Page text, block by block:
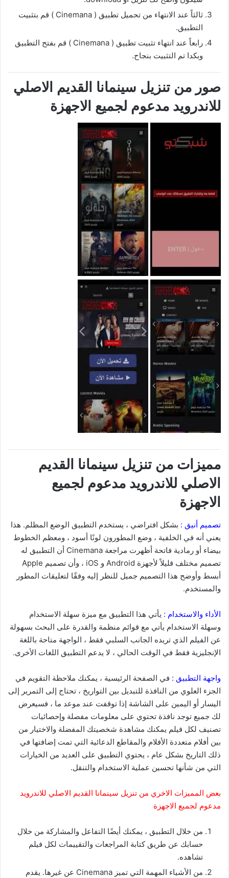
ثالثاً عند الانتهاء من تحميل تطبيق ( Cinemana ) قم بتثبيت
التطبيق.
رابعاً عند انتهاء تثبيت تطبيق ( Cinemana ) قم بفتح التطبيق
وبكدا تم التثبيت بنجاح.
صور من تنزيل سينمانا القديم الاصلي
للاندرويد مدعوم لجميع الاجهزة
مميزات من تنزيل سينمانا القديم
الاصلي للاندرويد مدعوم لجميع
الاجهزة
تصميم أنيق : بشكل افتراضي ، يستخدم التطبيق الوضع المظلم. هذا
يعني أنه في الخلفية ، وضع المطورون لونًا أسود ، ومعظم الخطوط
بيضاء أو رمادية فاتحة أظهرت مراجعة Cinemana أن التطبيق له
تصميم مختلف قليلاً لأجهزة Android و iOS ، وأن تصميم Apple
أبسط وأوضح هذا التصميم جميل للنظر إليه وفقًا لتعليقات المطور
والمستخدم.
الأداء والاستخدام : يأتي هذا التطبيق مع ميزة سهلة الاستخدام
وسهلة الاستخدام يأتي مع قوائم منظمة والقدرة على البحث بسهولة
عن الفيلم الذي تريده الجانب السلبي فقط ، الواجهة متاحة باللغة
الإنجليزية فقط في الوقت الحالي ، لا يدعم التطبيق اللغات الأخرى.
واجهة التطبيق : في الصفحة الرئيسية ، يمكنك ملاحظة التقويم في
الجزء العلوي من النافذة للتبديل بين التواريخ ، تحتاج إلى التمرير إلى
اليسار أو اليمين على الشاشة إذا توقفت عند موعد ما ، فسيعرض
لك جميع توجد نافذة تحتوي على معلومات مفصلة وإحصائيات
تصنيف لكل فيلم يمكنك مشاهدة شخصيتك المفضلة والاختيار من
بين أفلام متعددة الأفلام والمقاطع الدعائية التي تمت إضافتها في
ذلك التاريخ بشكل عام ، يحتوي التطبيق على العديد من الخيارات
التي من شأنها تحسين عملية الاستخدام والتنقل.
بعض المميزات الاخري من تنزيل سينمانا القديم الاصلي للاندرويد
مدعوم لجميع الاجهزة
من خلال التطبيق ، يمكنك أيضًا التفاعل والمشاركة من خلال
حسابك عن طريق كتابة المراجعات والتقييمات لكل فيلم
تشاهده.
من الأشياء المهمة التي تميز Cinemana عن غيرها. يقدم